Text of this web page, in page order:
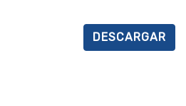
DESCARGAR